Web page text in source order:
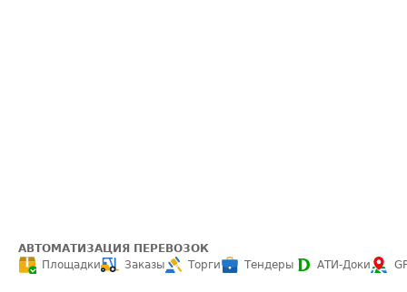
АВТОМАТИЗАЦИЯ ПЕРЕВОЗОК
Площадки
Заказы Торги Тендеры АТИ-Доки